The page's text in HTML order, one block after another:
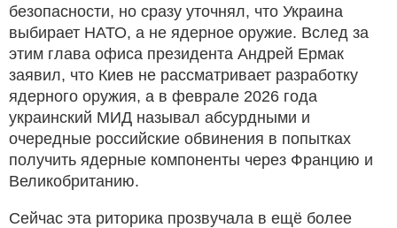
безопасности, но сразу уточнял, что Украина
выбирает НАТО, а не ядерное оружие. Вслед за
этим глава офиса президента Андрей Ермак
заявил, что Киев не рассматривает разработку
ядерного оружия, а в феврале 2026 года
украинский МИД называл абсурдными и
очередные российские обвинения в попытках
получить ядерные компоненты через Францию и
Великобританию.
Сейчас эта риторика прозвучала в ещё более